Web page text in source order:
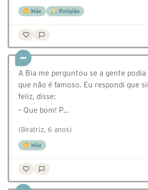
Mãe Religião
A Bia me perguntou se a gente podia
que não é famoso. Eu respondi que
feliz, disse:
– Que bom! P…
(Beatriz, 6 anos)
Mãe